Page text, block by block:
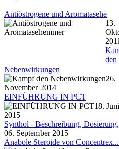
Antiöstrogene und Aromatasehe
13.
2011
den
Nebenwirkungen
26.
November 2014
EINFÜHRUNG IN PCT
18. Juni
2015
Synthol - Beschreibung,
06. September 2015
Anabole Steroide von Concentrex...